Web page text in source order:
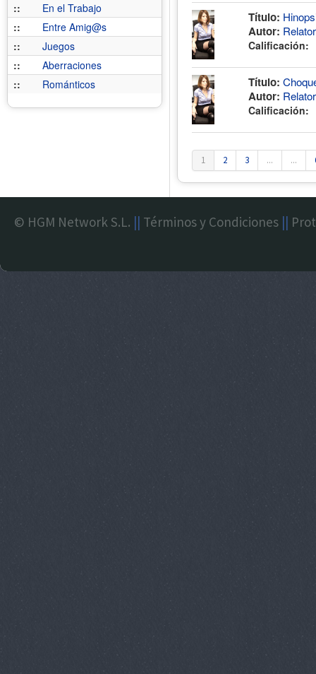
::
En el Trabajo
::
Entre Amig@s
::
Juegos
::
Aberraciones
::
Románticos
Título:
Autor:
Calificación:
Título:
Autor:
Calificación:
1 2 3 ... ...
© HGM Network S.L. || Términos y Condiciones ||